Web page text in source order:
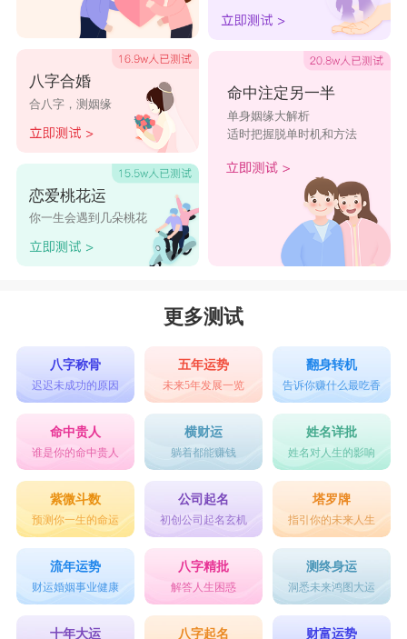
八字合婚
合八字，测姻缘
恋爱桃花运
你一生会遇到几朵桃花
命中注定另一半
单身姻缘大解析
适时把握脱单时机和方法
更多测试
八字称骨
迟迟未成功的原因
五年运势
未来5年发展一览
翻身转机
告诉你赚什么最吃香
命中贵人
谁是你的命中贵人
横财运
躺着都能赚钱
姓名详批
姓名对人生的影响
紫微斗数
预测你一生的命运
公司起名
初创公司起名玄机
塔罗牌
指引你的未来人生
流年运势
财运婚姻事业健康
八字精批
解答人生困惑
测终身运
洞悉未来鸿图大运
十年大运 八字起名 财富运势